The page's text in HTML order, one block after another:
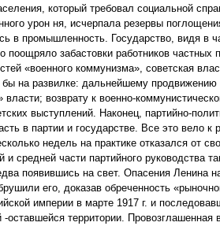
который требовал социальной
урон ня, исчерпала резервы
в промышленность. Государство, видя в
поощряло забастовки работников частных
«военного коммунизма», советская
бы на развилке: дальнейшему
возврату к военно-
выступлений. Наконец, партийно-
в партии и государстве. Все это вело
недель на практике отказался от
средней части партийного руководства
появившись на свет. Опасения Ленина
его, доказав обреченность
империи в марте 1917 г. и
оставшейся территории.